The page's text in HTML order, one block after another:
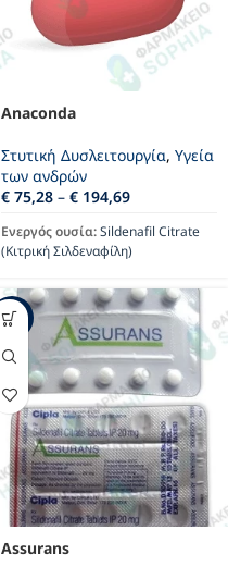
Anaconda
Στυτική Δυσλειτουργία, Υγεία
των ανδρών
€ 75,28 – € 194,69
Ενεργός ουσία:Sildenafil Citrate
(Κιτρική Σιλδεναφίλη)
-30%
Assurans